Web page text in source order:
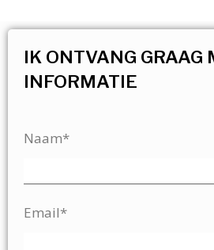
IK ONTVANG GRAAG
INFORMATIE
Naam*
Email*